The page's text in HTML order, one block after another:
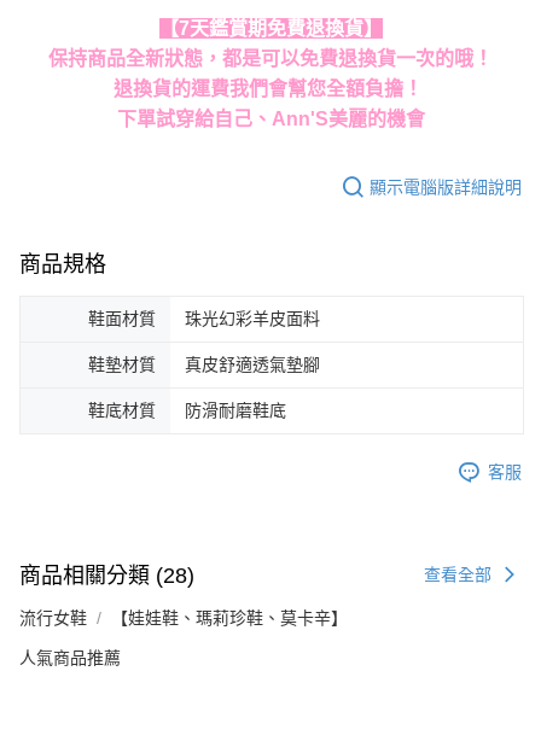
【7天鑑賞期免費退換貨】
保持商品全新狀態，都是可以免費退換貨一次的哦！
退換貨的運費我們會幫您全額負擔！
下單試穿給自己、Ann'S美麗的機會
顯示電腦版詳細說明
商品規格
鞋面材質 珠光幻彩羊皮面料
鞋墊材質 真皮舒適透氣墊腳
鞋底材質 防滑耐磨鞋底
客服
商品相關分類 (28) 查看全部
流行女鞋 【娃娃鞋、瑪莉珍鞋、莫卡辛】
人氣商品推薦